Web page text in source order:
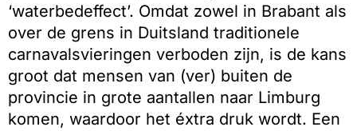
‘waterbedeffect’. Omdat zowel in Brabant als
over de grens in Duitsland traditionele
carnavalsvieringen verboden zijn, is de kans
groot dat mensen van (ver) buiten de
provincie in grote aantallen naar Limburg
komen, waardoor het éxtra druk wordt. Een